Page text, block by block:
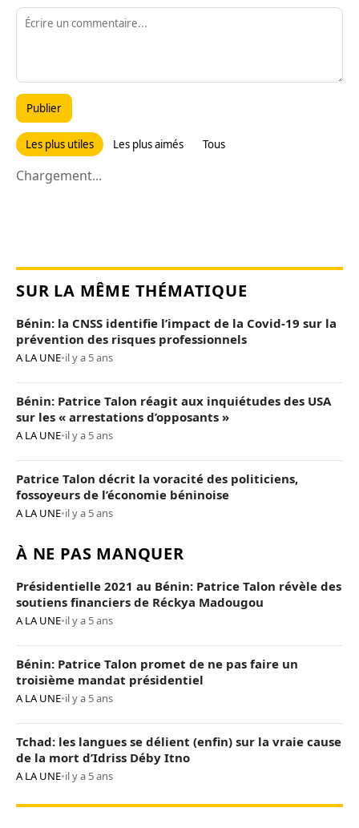
Publier
Les plus utiles Les plus aimés Tous
Chargement...
SUR LA MÊME THÉMATIQUE
Bénin: la CNSS identifie l’impact de la Covid-19 sur la
prévention des risques professionnels
A LA UNE•il y a 5 ans
Bénin: Patrice Talon réagit aux inquiétudes des USA
sur les « arrestations d’opposants »
A LA UNE•il y a 5 ans
Patrice Talon décrit la voracité des politiciens,
fossoyeurs de l’économie béninoise
A LA UNE•il y a 5 ans
À NE PAS MANQUER
Présidentielle 2021 au Bénin: Patrice Talon révèle des
soutiens financiers de Réckya Madougou
A LA UNE•il y a 5 ans
Bénin: Patrice Talon promet de ne pas faire un
troisième mandat présidentiel
A LA UNE•il y a 5 ans
Tchad: les langues se délient (enfin) sur la vraie cause
de la mort d’Idriss Déby Itno
A LA UNE•il y a 5 ans